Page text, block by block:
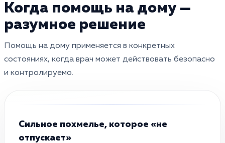
Когда помощь на дому —
разумное решение
Помощь на дому применяется в конкретных
состояниях, когда врач может действовать безопасно
и контролируемо.
Сильное похмелье, которое «не
отпускает»